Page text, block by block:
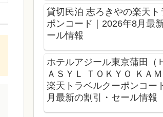
貸切民泊 志ろきやの楽天ト
ポンコード｜2026年8月最
ール情報
ホテルアジール東京蒲田（
ＡＳＹＬ ＴＯＫＹＯ ＫＡ
楽天トラベルクーポンコー
月最新の割引・セール情報